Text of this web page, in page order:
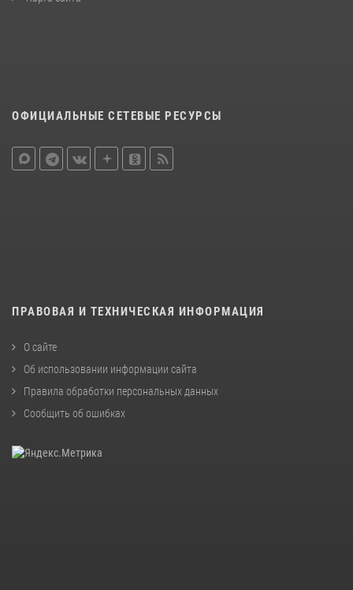
ОФИЦИАЛЬНЫЕ СЕТЕВЫЕ РЕСУРСЫ
ПРАВОВАЯ И ТЕХНИЧЕСКАЯ ИНФОРМАЦИЯ
О сайте
Об использовании информации сайта
Правила обработки персональных данных
Сообщить об ошибках